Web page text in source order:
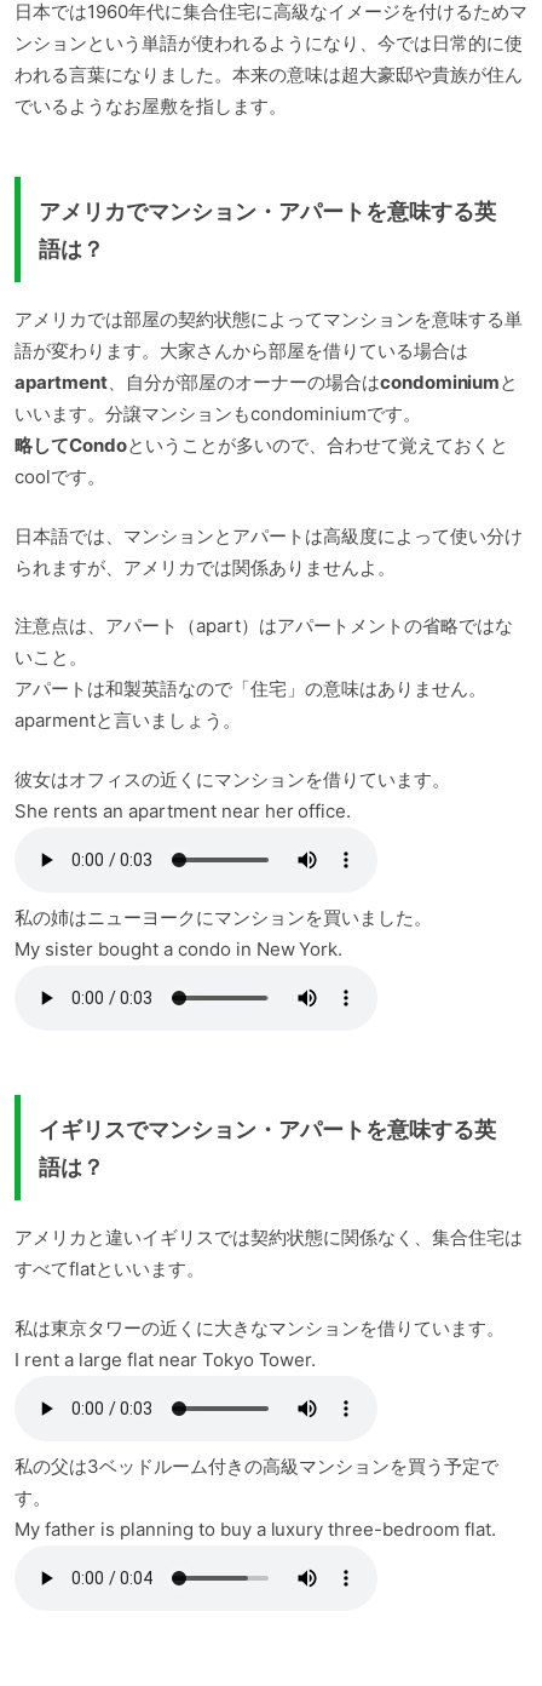
日本では1960年代に集合住宅に高級なイメージを付けるためマ
ンションという単語が使われるようになり、今では日常的に使
われる言葉になりました。本来の意味は超大豪邸や貴族が住ん
でいるようなお屋敷を指します。
アメリカでマンション・アパートを意味する英
語は？
アメリカでは部屋の契約状態によってマンションを意味する単
語が変わります。大家さんから部屋を借りている場合は
apartment、自分が部屋のオーナーの場合はcondominiumと
いいます。分譲マンションもcondominiumです。
略してCondoということが多いので、合わせて覚えておくと
coolです。
日本語では、マンションとアパートは高級度によって使い分け
られますが、アメリカでは関係ありませんよ。
注意点は、アパート（apart）はアパートメントの省略ではな
いこと。
アパートは和製英語なので「住宅」の意味はありません。
aparmentと言いましょう。
彼女はオフィスの近くにマンションを借りています。
She rents an apartment near her office.
私の姉はニューヨークにマンションを買いました。
My sister bought a condo in New York.
イギリスでマンション・アパートを意味する英
語は？
アメリカと違いイギリスでは契約状態に関係なく、集合住宅は
すべてflatといいます。
私は東京タワーの近くに大きなマンションを借りています。
I rent a large flat near Tokyo Tower.
私の父は3ベッドルーム付きの高級マンションを買う予定で
す。
My father is planning to buy a luxury three-bedroom flat.